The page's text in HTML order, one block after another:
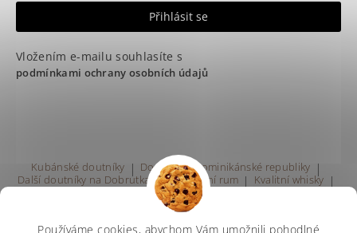
Vložením e-mailu souhlasíte s
podmínkami ochrany osobních údajů
Kubánské doutníky | Doutníky z Dominikánské republiky |
Další doutníky na Dobrutka.eu | Kvalitní rum | Kvalitní whisky |
Prodej rumu Praha
Používáme cookies, abychom Vám umožnili pohodlné